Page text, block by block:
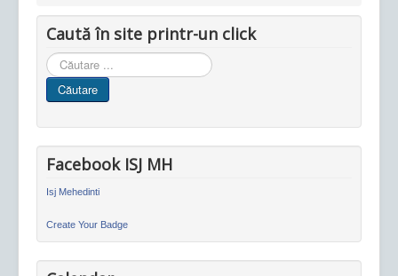
Caută în site printr-un click
Cauta
in
site
Căutare
Facebook ISJ MH
Isj Mehedinti
Create Your Badge